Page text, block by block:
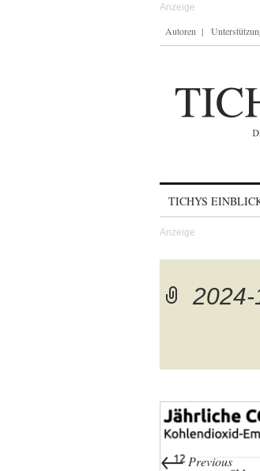
Autoren
TICHYS
2024-
←Previous